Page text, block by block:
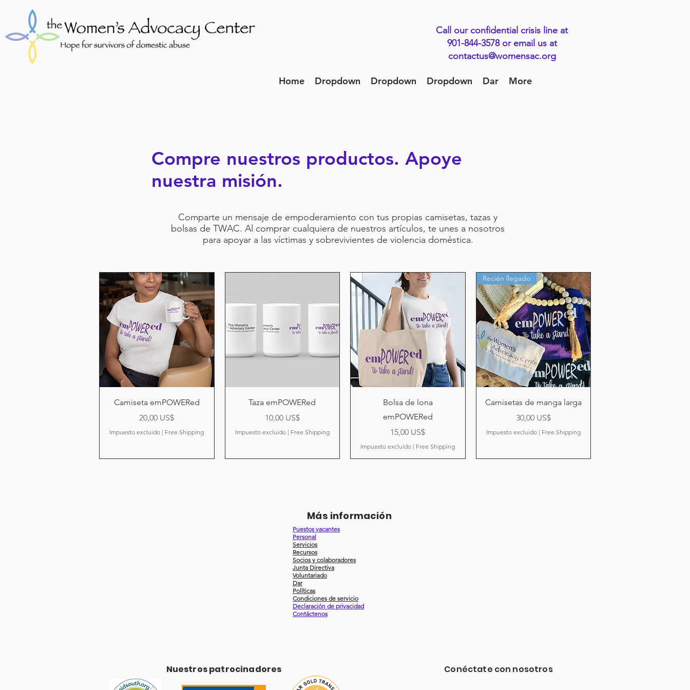
Home Dropdown Dropdown Dropdown Dar More
Call our confidential crisis line at
901-844-3578 or email us at
contactus@womensac.org
Compre nuestros productos. Apoye
nuestra misión.
Comparte un mensaje de empoderamiento con tus propias camisetas, tazas y
bolsas de TWAC. Al comprar cualquiera de nuestros artículos, te unes a nosotros
para apoyar a las víctimas y sobrevivientes de violencia doméstica.
Vista rápida
Camiseta emPOWERed
Precio
20,00 US$
Impuesto excluido | Free Shipping
Vista rápida
Taza emPOWERed
Precio
10,00 US$
Impuesto excluido| Free Shipping
Vista rápida
Bolsa de lona
emPOWERed
Precio
15,00 US$
Impuesto excluido | Free Shipping
Vista rápida
Recién llegado
Camisetas de manga larga
Precio
30,00 US$
Impuesto excluido| Free Shipping
Más información
Puestos vacantes
Personal
Servicios
Recursos
Socios y colaboradores
Junta Directiva
Voluntariado
Dar
Políticas
Condiciones de servicio
Declaración de privacidad
Contáctenos
Nuestros patrocinadores Conéctate con nosotros